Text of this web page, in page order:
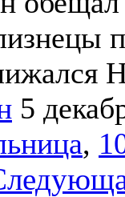
5
,